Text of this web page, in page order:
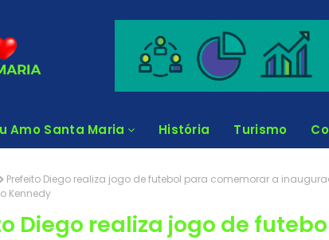
Amo Santa Maria História Turismo
Prefeito Diego realiza jogo de futebol para comemorar a
Kennedy
Diego realiza jogo de